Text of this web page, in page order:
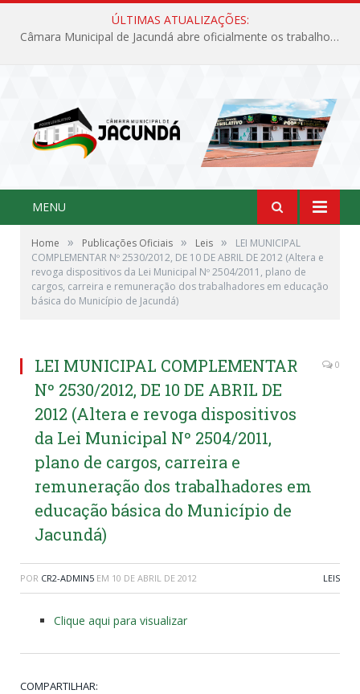
ÚLTIMAS ATUALIZAÇÕES:
Câmara Municipal de Jacundá abre oficialmente os trabalhos legislativos de 2026
MENU
Home » Publicações Oficiais » Leis »
LEI MUNICIPAL
COMPLEMENTAR Nº 2530/2012, DE 10 DE ABRIL DE 2012 (Altera e
revoga dispositivos da Lei Municipal Nº 2504/2011, plano de
cargos, carreira e remuneração dos trabalhadores em educação
básica do Município de Jacundá)
LEI MUNICIPAL COMPLEMENTAR
Nº 2530/2012, DE 10 DE ABRIL DE
2012 (Altera e revoga dispositivos
da Lei Municipal Nº 2504/2011,
plano de cargos, carreira e
remuneração dos trabalhadores em
educação básica do Município de
Jacundá)
0
POR CR2-ADMIN5 EM 10 DE ABRIL DE 2012 LEIS
Clique aqui para visualizar
COMPARTILHAR: